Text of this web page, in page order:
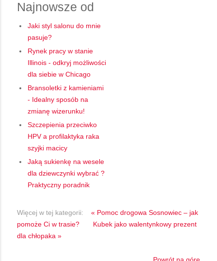
Najnowsze od
Jaki styl salonu do mnie
pasuje?
Rynek pracy w stanie
Illinois - odkryj możliwości
dla siebie w Chicago
Bransoletki z kamieniami
- Idealny sposób na
zmianę wizerunku!
Szczepienia przeciwko
HPV a profilaktyka raka
szyjki macicy
Jaką sukienkę na wesele
dla dziewczynki wybrać ?
Praktyczny poradnik
Więcej w tej kategorii:
« Pomoc drogowa Sosnowiec – jak
pomoże Ci w trasie?
Kubek jako walentynkowy prezent
dla chłopaka »
Powrót na górę